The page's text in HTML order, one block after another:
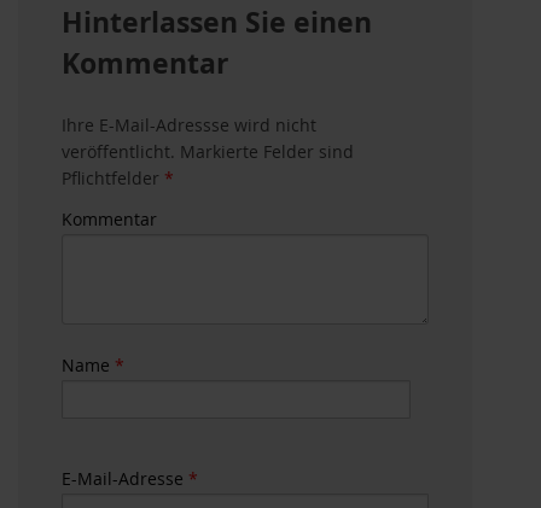
Hinterlassen Sie einen
Kommentar
Ihre E-Mail-Adressse wird nicht
veröffentlicht. Markierte Felder sind
Pflichtfelder *
Kommentar
Name *
E-Mail-Adresse *